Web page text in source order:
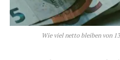
Wie viel netto bleiben von